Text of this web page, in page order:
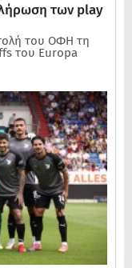
των play
του ΟΦΗ τη
του Europa